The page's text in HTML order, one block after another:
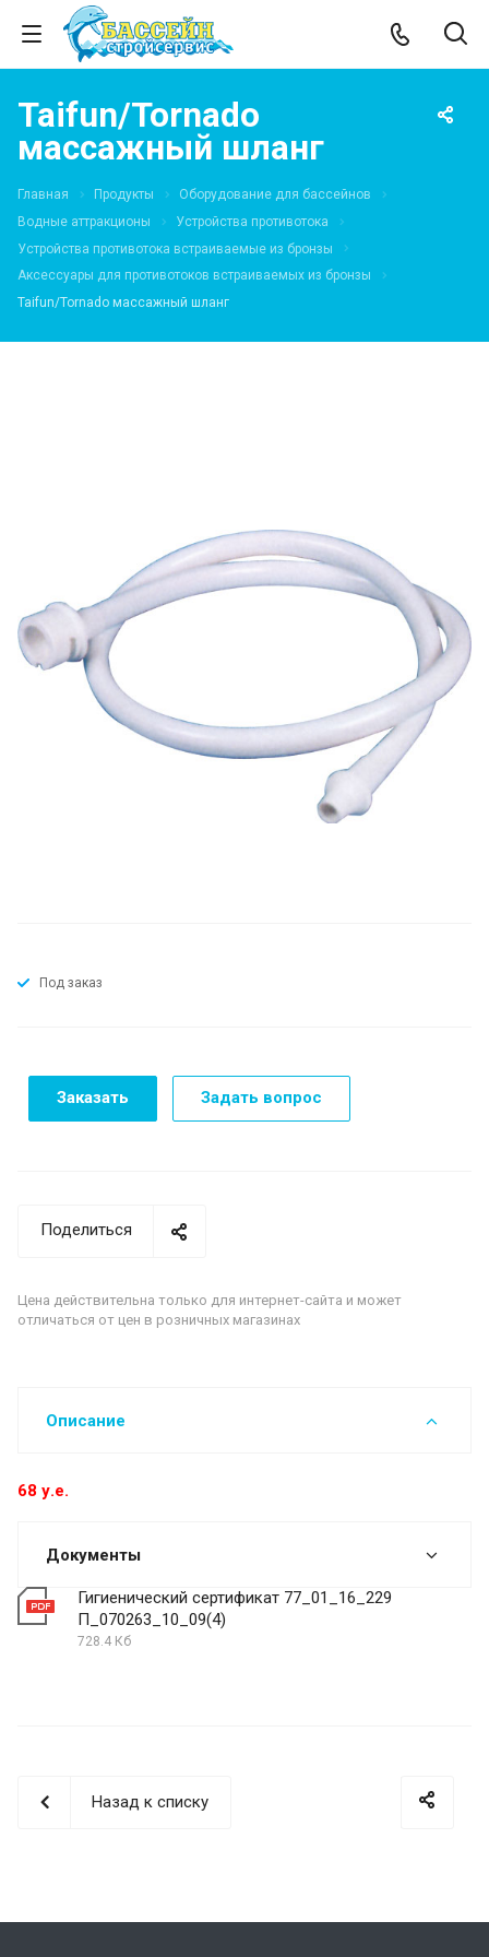
Taifun/Tornado
массажный шланг
Главная Продукты
Оборудование для бассейнов
Водные аттракционы
Устройства противотока
Устройства противотока встраиваемые из бронзы
Аксессуары для противотоков встраиваемых из бронзы
Taifun/Tornado массажный шланг
Под заказ
Заказать Задать вопрос
Поделиться
Цена действительна только для интернет-сайта и может
отличаться от цен в розничных магазинах
Описание
68 у.е.
Документы
Гигиенический сертификат 77_01_16_229
П_070263_10_09(4)
728.4 Кб
Назад к списку